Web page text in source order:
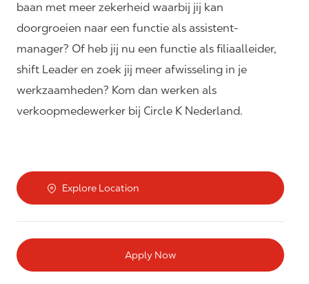
baan met meer zekerheid waarbij jij kan
doorgroeien naar een functie als assistent-
manager? Of heb jij nu een functie als filiaalleider,
shift Leader en zoek jij meer afwisseling in je
werkzaamheden? Kom dan werken als
verkoopmedewerker bij Circle K Nederland.
Explore Location
Apply Now